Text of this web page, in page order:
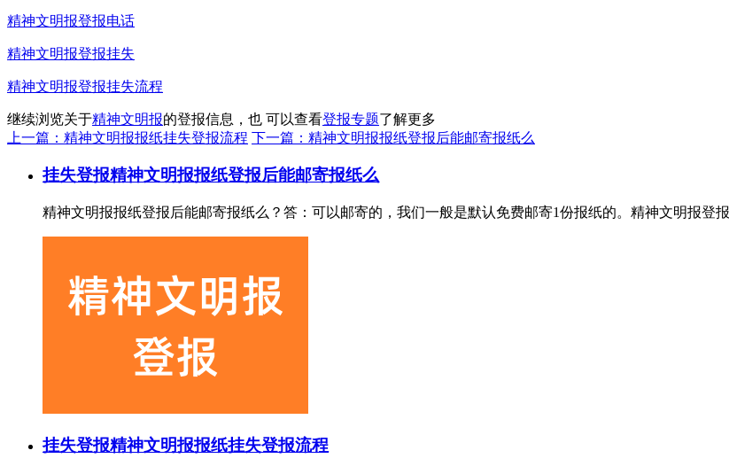
精神文明报登报电话
精神文明报登报挂失
精神文明报登报挂失流程
继续浏览关于精神文明报的登报信息，也 可以查看登报专题了解更多
上一篇：精神文明报报纸挂失登报流程 下一篇：精神文明报报纸登报后能邮寄报纸么
挂失登报精神文明报报纸登报后能邮寄报纸么
精神文明报报纸登报后能邮寄报纸么？答：可以邮寄的，我们一般是默认免费邮寄1份报纸的。精神文明报登
挂失登报精神文明报报纸挂失登报流程